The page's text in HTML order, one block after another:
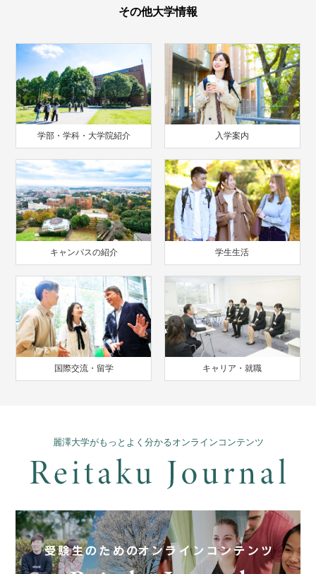
その他大学情報
学部・学科・大学院紹介 入学案内
キャンパスの紹介 学生生活
国際交流・留学 キャリア・就職
麗澤大学がもっとよく分かるオンラインコンテンツ